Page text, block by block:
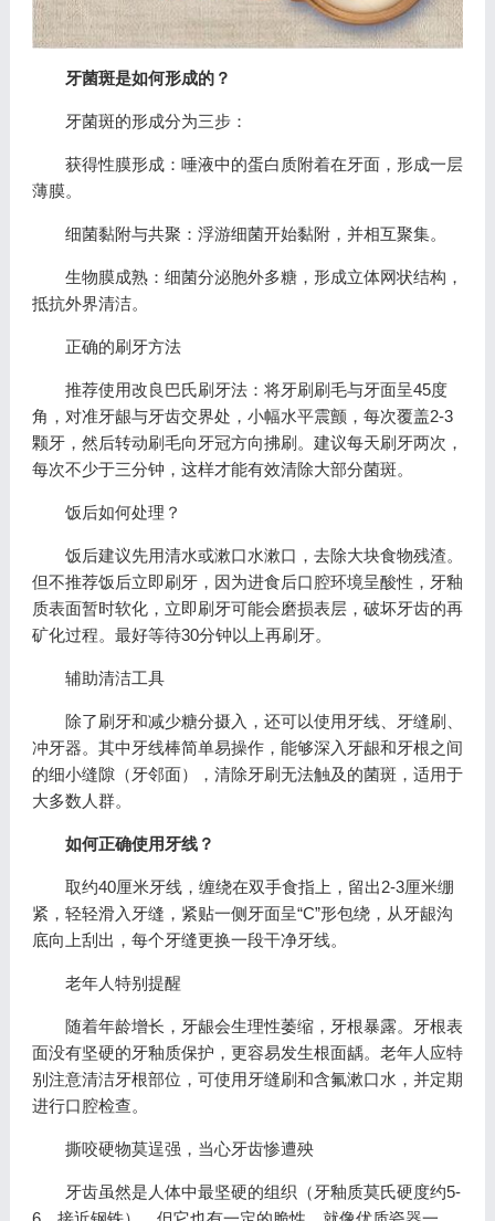
牙菌斑是如何形成的？
牙菌斑的形成分为三步：
获得性膜形成：唾液中的蛋白质附着在牙面，形成一层
薄膜。
细菌黏附与共聚：浮游细菌开始黏附，并相互聚集。
生物膜成熟：细菌分泌胞外多糖，形成立体网状结构，
抵抗外界清洁。
正确的刷牙方法
推荐使用改良巴氏刷牙法：将牙刷刷毛与牙面呈45度
角，对准牙龈与牙齿交界处，小幅水平震颤，每次覆盖2-3
颗牙，然后转动刷毛向牙冠方向拂刷。建议每天刷牙两次，
每次不少于三分钟，这样才能有效清除大部分菌斑。
饭后如何处理？
饭后建议先用清水或漱口水漱口，去除大块食物残渣。
但不推荐饭后立即刷牙，因为进食后口腔环境呈酸性，牙釉
质表面暂时软化，立即刷牙可能会磨损表层，破坏牙齿的再
矿化过程。最好等待30分钟以上再刷牙。
辅助清洁工具
除了刷牙和减少糖分摄入，还可以使用牙线、牙缝刷、
冲牙器。其中牙线棒简单易操作，能够深入牙龈和牙根之间
的细小缝隙（牙邻面），清除牙刷无法触及的菌斑，适用于
大多数人群。
如何正确使用牙线？
取约40厘米牙线，缠绕在双手食指上，留出2-3厘米绷
紧，轻轻滑入牙缝，紧贴一侧牙面呈“C”形包绕，从牙龈沟
底向上刮出，每个牙缝更换一段干净牙线。
老年人特别提醒
随着年龄增长，牙龈会生理性萎缩，牙根暴露。牙根表
面没有坚硬的牙釉质保护，更容易发生根面龋。老年人应特
别注意清洁牙根部位，可使用牙缝刷和含氟漱口水，并定期
进行口腔检查。
撕咬硬物莫逞强，当心牙齿惨遭殃
牙齿虽然是人体中最坚硬的组织（牙釉质莫氏硬度约5-